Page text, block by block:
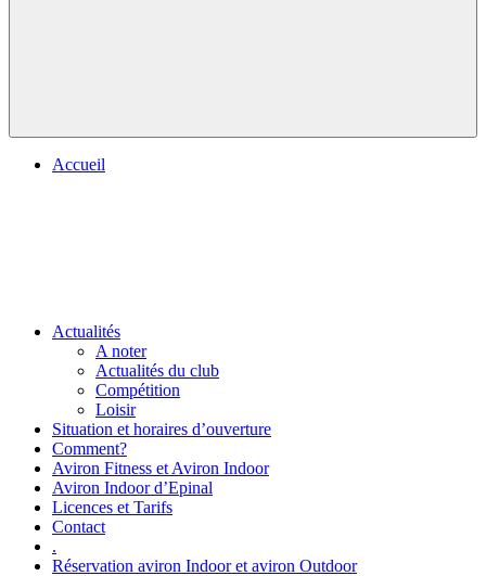
Accueil
Actualités
A noter
Actualités du club
Compétition
Loisir
Situation et horaires d’ouverture
Comment?
Aviron Fitness et Aviron Indoor
Aviron Indoor d’Epinal
Licences et Tarifs
Contact
.
Réservation aviron Indoor et aviron Outdoor